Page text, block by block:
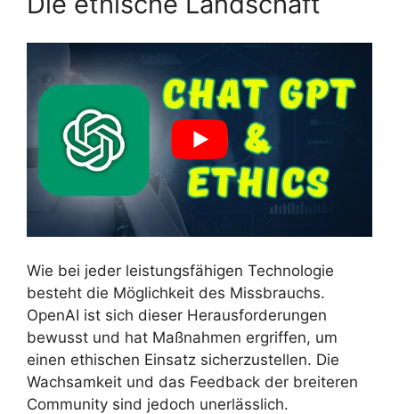
Wie bei jeder leistungsfähigen Technologie
besteht die Möglichkeit des Missbrauchs.
OpenAI ist sich dieser Herausforderungen
bewusst und hat Maßnahmen ergriffen, um
einen ethischen Einsatz sicherzustellen. Die
Wachsamkeit und das Feedback der breiteren
Community sind jedoch unerlässlich.